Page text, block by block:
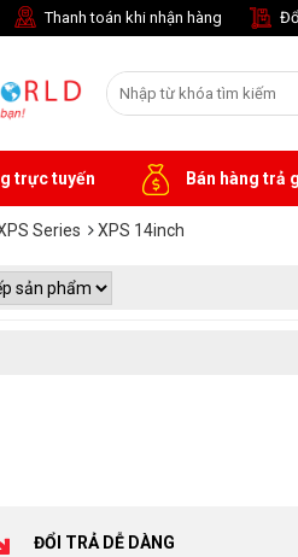
Thanh toán khi nhận hàng
trực tuyến Bán hàng trả
Series XPS 14inch
ĐỔI TRẢ DỄ DÀNG